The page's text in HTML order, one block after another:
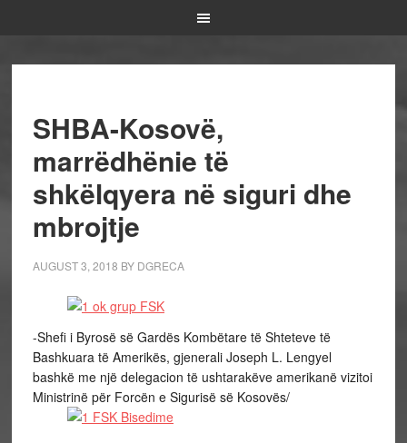
SHBA-Kosovë,
marrëdhënie të
shkëlqyera në siguri dhe
mbrojtje
AUGUST 3, 2018 BY DGRECA
-Shefi i Byrosë së Gardës Kombëtare të Shteteve të
Bashkuara të Amerikës, gjenerali Joseph L. Lengyel
bashkë me një delegacion të ushtarakëve amerikanë vizitoi
Ministrinë për Forcën e Sigurisë së Kosovës/